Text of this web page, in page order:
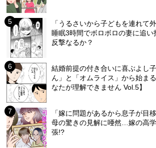
「うるさいから子どもを連れて
睡眠3時間でボロボロの妻に追
反撃なるか？
結婚前提の付き合いに喜ぶよし
ん」と「オムライス」から始ま
なたが理解できません Vol.5】
「嫁に問題があるから息子が目
母の驚きの見解に唖然…嫁の高
張!?